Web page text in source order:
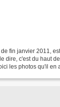
fin janvier 2011,
dire, c'est du haut
les photos qu'il en